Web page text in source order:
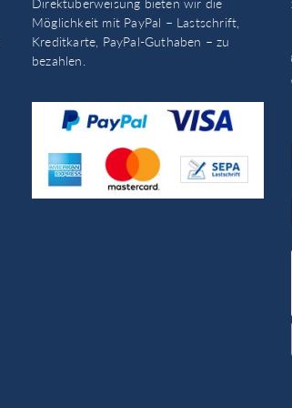
Möglichkeit mit PayPal – Lastschrift,
Kreditkarte, PayPal-Guthaben – zu
bezahlen.
i